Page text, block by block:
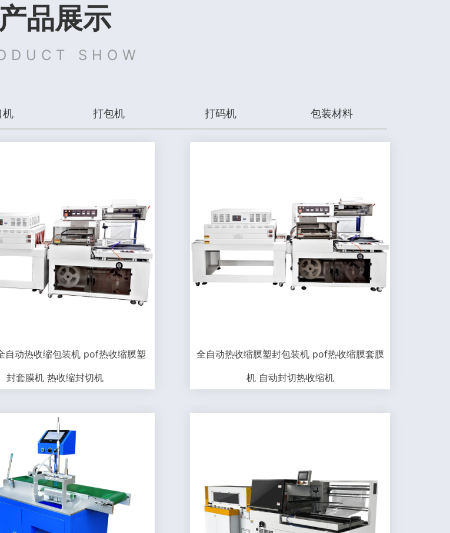
产品展示
SHOW
机 打包机 打码机 包装材料
自动热收缩包装机 pof热收缩膜塑
封套膜机 热收缩封切机
全自动热收缩膜塑封包装机 pof热收缩膜套膜
机 自动封切热收缩机